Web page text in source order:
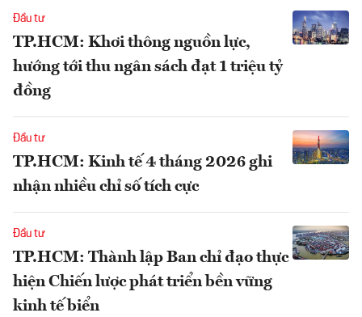
Đầu tư
TP.HCM: Khơi thông nguồn lực,
hướng tới thu ngân sách đạt 1 triệu tỷ
đồng
Đầu tư
TP.HCM: Kinh tế 4 tháng 2026 ghi
nhận nhiều chỉ số tích cực
Đầu tư
TP.HCM: Thành lập Ban chỉ đạo thực
hiện Chiến lược phát triển bền vững
kinh tế biển